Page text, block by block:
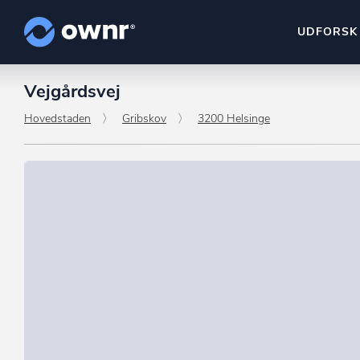
UDFORSK
Identificer salgsklare
Vejgårdsvej
Hovedstaden Gribskov 3200 Helsinge